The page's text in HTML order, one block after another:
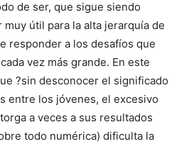
de ser, que sigue siendo
útil para la alta jerarquía de
responder a los desafíos que
vez más grande. En este
?sin desconocer el significado
entre los jóvenes, el excesivo
a veces a sus resultados
todo numérica) dificulta la